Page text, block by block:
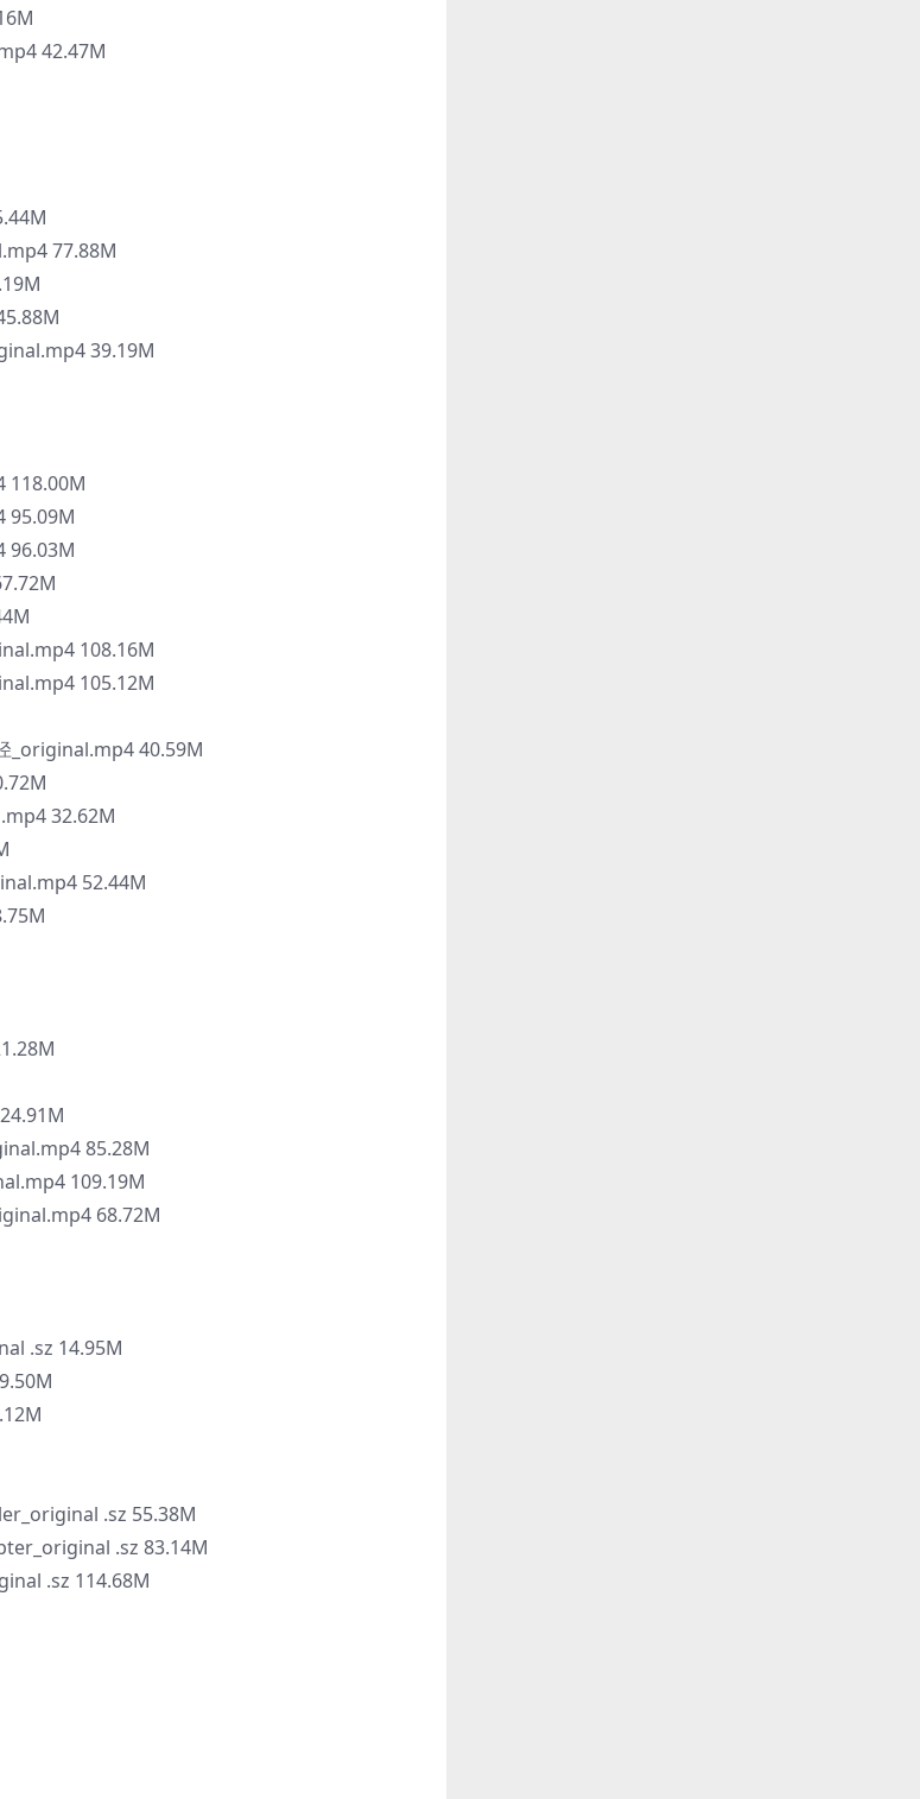
42.47M
77.88M
39.19M
118.00M
95.09M
96.03M
108.16M
105.12M
_original.mp4 40.59M
32.62M
52.44M
85.28M
109.19M
68.72M
.sz 14.95M
.sz 55.38M
.sz 83.14M
.sz 114.68M